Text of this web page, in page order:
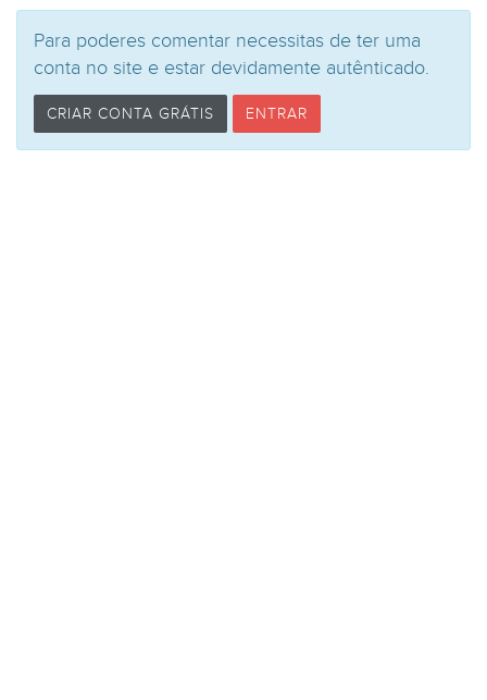
Para poderes comentar necessitas de ter uma
conta no site e estar devidamente autênticado.
CRIAR CONTA GRÁTIS ENTRAR